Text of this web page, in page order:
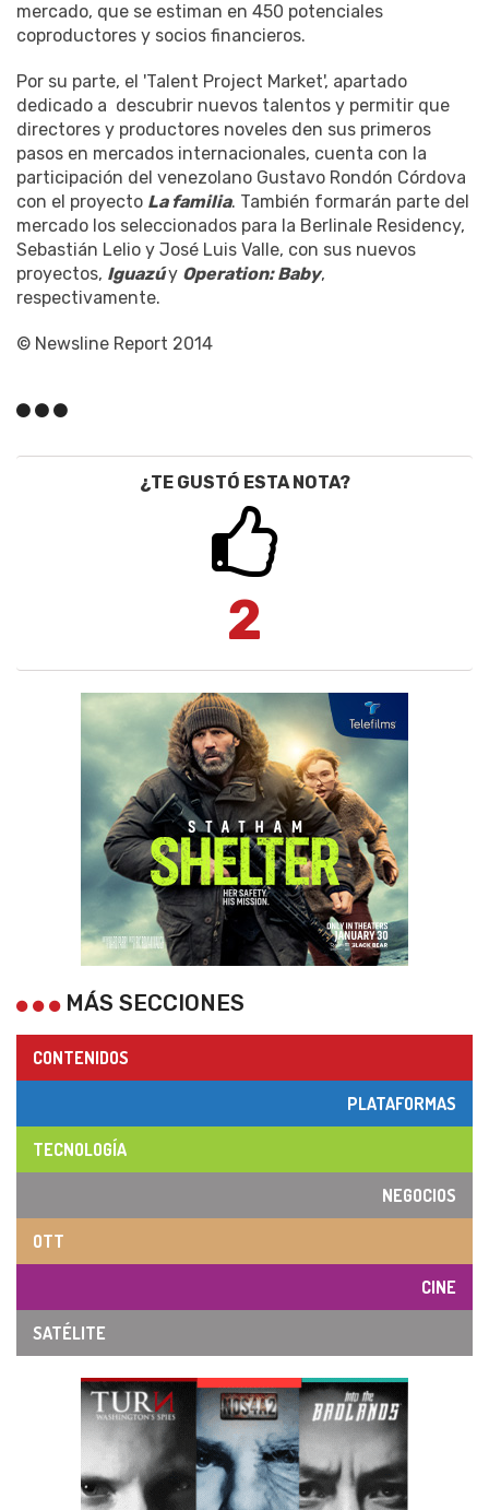
mercado, que se estiman en 450 potenciales
coproductores y socios financieros.
Por su parte, el 'Talent Project Market', apartado
dedicado a descubrir nuevos talentos y permitir que
directores y productores noveles den sus primeros
pasos en mercados internacionales, cuenta con la
participación del venezolano Gustavo Rondón Córdova
con el proyecto La familia. También formarán parte del
mercado los seleccionados para la Berlinale Residency,
Sebastián Lelio y José Luis Valle, con sus nuevos
proyectos, Iguazúy Operation: Baby,
respectivamente.
© Newsline Report 2014
¿TE GUSTÓ ESTA NOTA?
2
MÁS SECCIONES
CONTENIDOS
PLATAFORMAS
TECNOLOGÍA
NEGOCIOS
OTT
CINE
SATÉLITE